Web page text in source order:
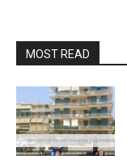
MOST READ